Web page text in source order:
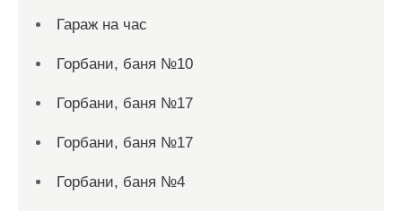
Гараж на час
Горбани, баня №10
Горбани, баня №17
Горбани, баня №17
Горбани, баня №4